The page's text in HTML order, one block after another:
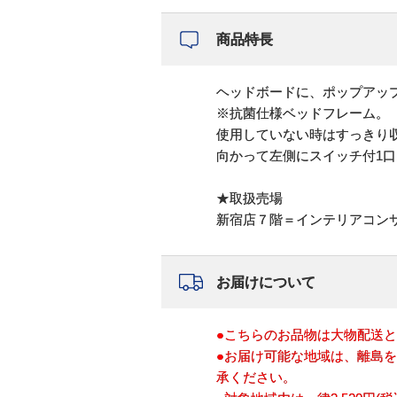
商品特長
ヘッドボードに、ポップアッ
※抗菌仕様ベッドフレーム。
使用していない時はすっきり
向かって左側にスイッチ付1
★取扱売場
新宿店７階＝インテリアコン
お届けについて
●こちらのお品物は大物配送
●お届け可能な地域は、離島
承ください。